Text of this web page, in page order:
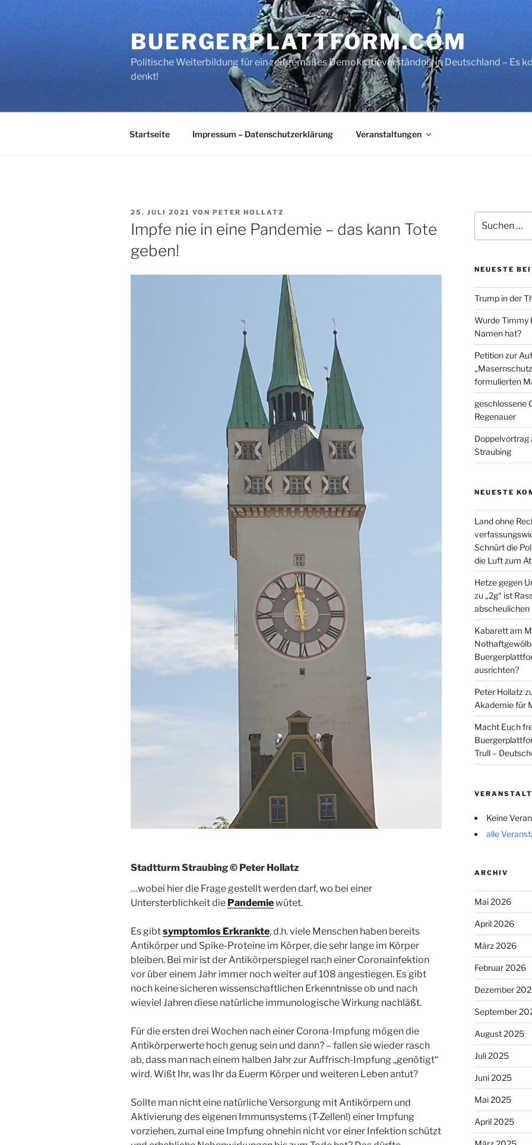
BUERGERPLATTFORM.COM
Politische Weiterbildung für ein zeitgemäßes Demokratieverständnis in Deutschland – Es
denkt!
Startseite Impressum – Datenschutzerklärung Veranstaltungen
VERÖFFENTLICHT
AM
25. JULI 2021 VON PETER HOLLATZ
Impfe nie in eine Pandemie – das kann Tote
geben!
Stadtturm Straubing © Peter Hollatz
…wobei hier die Frage gestellt werden darf, wo bei einer
Untersterblichkeit die Pandemiewütet.
Es gibtsymptomlos Erkrankte, d.h. viele Menschen haben bereits
Antikörper und Spike-Proteine im Körper, die sehr lange im Körper
bleiben. Bei mir ist der Antikörperspiegel nach einer Coronainfektion
vor über einem Jahr immer noch weiter auf 108 angestiegen. Es gibt
noch keine sicheren wissenschaftlichen Erkenntnisse ob und nach
wieviel Jahren diese natürliche immunologische Wirkung nachläßt.
Für die ersten drei Wochen nach einer Corona-Impfung mögen die
Antikörperwerte hoch genug sein und dann? – fallen sie wieder rasch
ab, dass man nach einem halben Jahr zur Auffrisch-Impfung „genötigt“
wird. Wißt Ihr, was Ihr da Euerm Körper und weiteren Leben antut?
Sollte man nicht eine natürliche Versorgung mit Antikörpern und
Aktivierung des eigenen Immunsystems (T-Zellen!) einer Impfung
vorziehen, zumal eine Impfung ohnehin nicht vor einer Infektion schützt
nach:
NEUESTE
Trump in der
Wurde Timmy
Namen hat?
Petition zur
formulierten
geschlossene
Regenauer
Doppelvortrag
Straubing
NEUESTE
Land ohne
Schnürt die
die Luft zum
Hetze gegen
zu „2g“ ist
abscheulichen
Kabarett am
ausrichten?
Peter Hollatz
Akademie für
Macht Euch
Trull –
Keine
alle
ARCHIV
Mai 2026
April 2026
März 2026
Februar 2026
Dezember
September
August 2025
Juli 2025
Juni 2025
Mai 2025
April 2025